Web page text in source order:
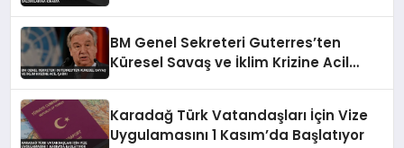
BM Genel Sekreteri Guterres’ten
Küresel Savaş ve İklim Krizine Acil
Karadağ Türk Vatandaşları İçin Vize
Uygulamasını 1 Kasım’da Başlatıyor